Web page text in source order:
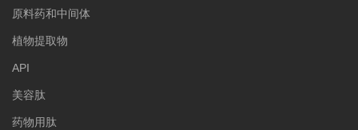
原料药和中间体
植物提取物
API
美容肽
药物用肽